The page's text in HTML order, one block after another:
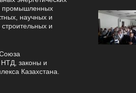
промышленных
научных и
и
НТД, законы и
Казахстана.